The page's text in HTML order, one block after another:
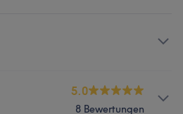
5.0
8 Bewertungen